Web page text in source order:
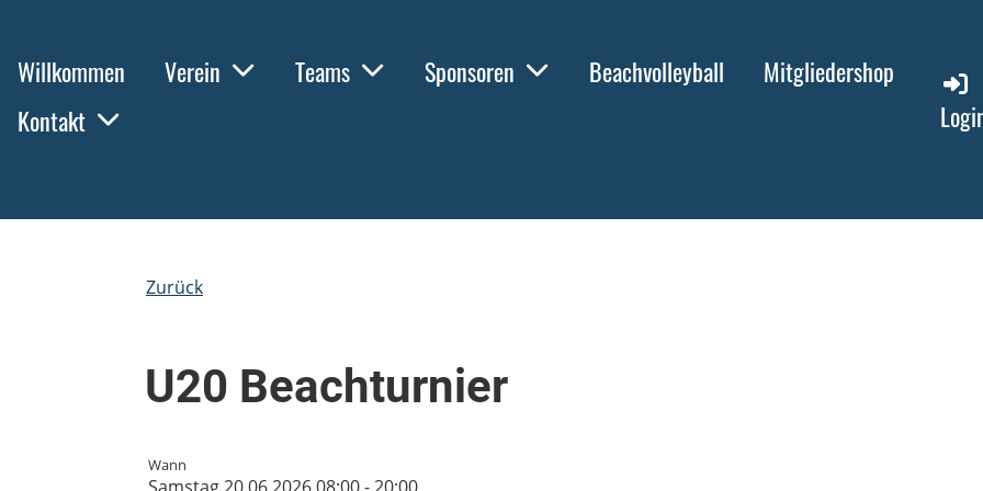
Willkommen Verein Teams Sponsoren Beachvolleyball
Mitgliedershop
Kontakt
Zurück
U20 Beachturnier
Wann